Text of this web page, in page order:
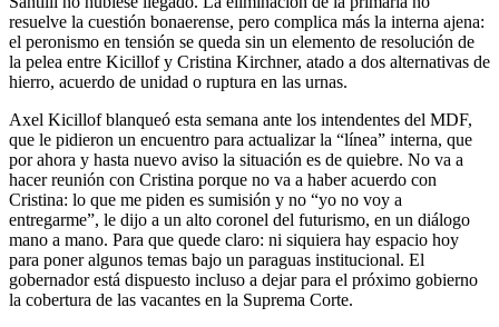
resuelve la cuestión bonaerense, pero complica más la interna ajena:
el peronismo en tensión se queda sin un elemento de resolución de
la pelea entre Kicillof y Cristina Kirchner, atado a dos alternativas de
hierro, acuerdo de unidad o ruptura en las urnas.
Axel Kicillof blanqueó esta semana ante los intendentes del MDF,
que le pidieron un encuentro para actualizar la “línea” interna, que
por ahora y hasta nuevo aviso la situación es de quiebre. No va a
hacer reunión con Cristina porque no va a haber acuerdo con
Cristina: lo que me piden es sumisión y no “yo no voy a
entregarme”, le dijo a un alto coronel del futurismo, en un diálogo
mano a mano. Para que quede claro: ni siquiera hay espacio hoy
para poner algunos temas bajo un paraguas institucional. El
gobernador está dispuesto incluso a dejar para el próximo gobierno
la cobertura de las vacantes en la Suprema Corte.